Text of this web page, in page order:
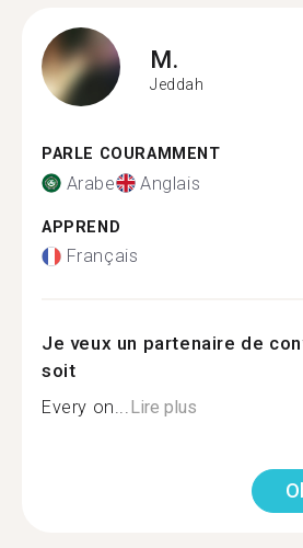
M.
Jeddah
PARLE COURAMMENT
Arabe Anglais
APPREND
Français
Je veux un partenaire de
soit
Every on...Lire plus